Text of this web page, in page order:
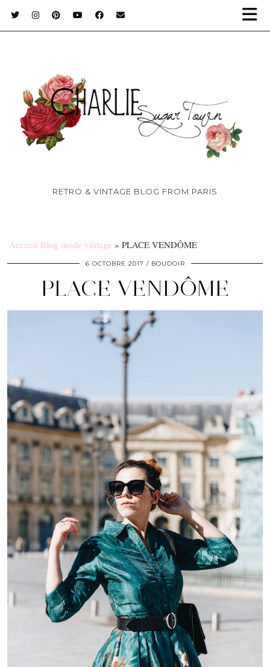
RETRO & VINTAGE BLOG FROM PARIS
Accueil Blog mode vintage » PLACE VENDÔME
6 OCTOBRE 2017 BOUDOIR
PLACE VENDÔME